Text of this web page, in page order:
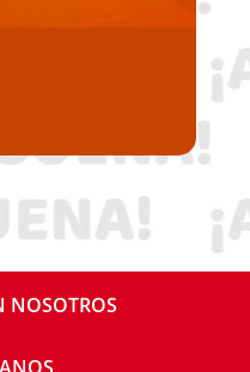
NOSOTROS